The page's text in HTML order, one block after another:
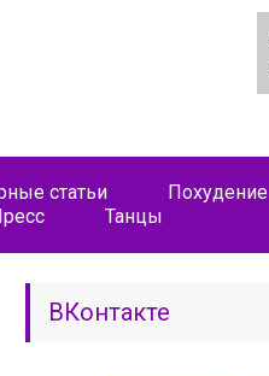
статьи
Похудение
Танцы
ВКонтакте